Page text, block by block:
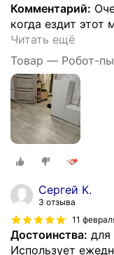
Комментарий:
когда ездит
Читать ещё
Товар — Робот-
Сергей К.
3 отзыва
11
Достоинства: для
Использует